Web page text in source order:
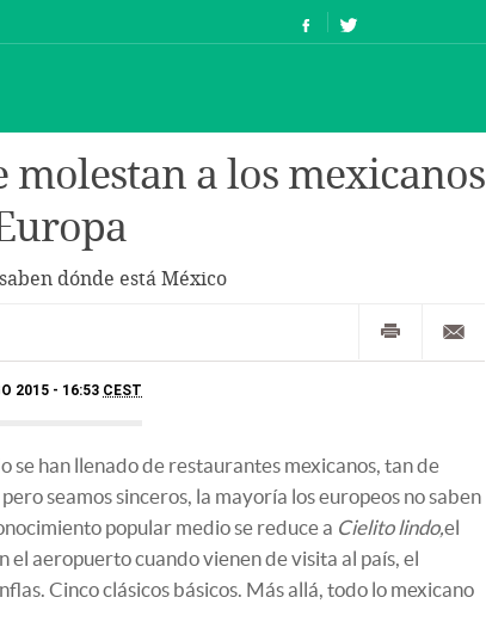
molestan a los mexicanos
dónde está México
2015 - 16:53 CEST
se han llenado de restaurantes mexicanos, tan de
seamos sinceros, la mayoría los europeos no saben
popular medio se reduce a Cielito lindo,el
el aeropuerto cuando vienen de visita al país, el
Cinco clásicos básicos. Más allá, todo lo mexicano